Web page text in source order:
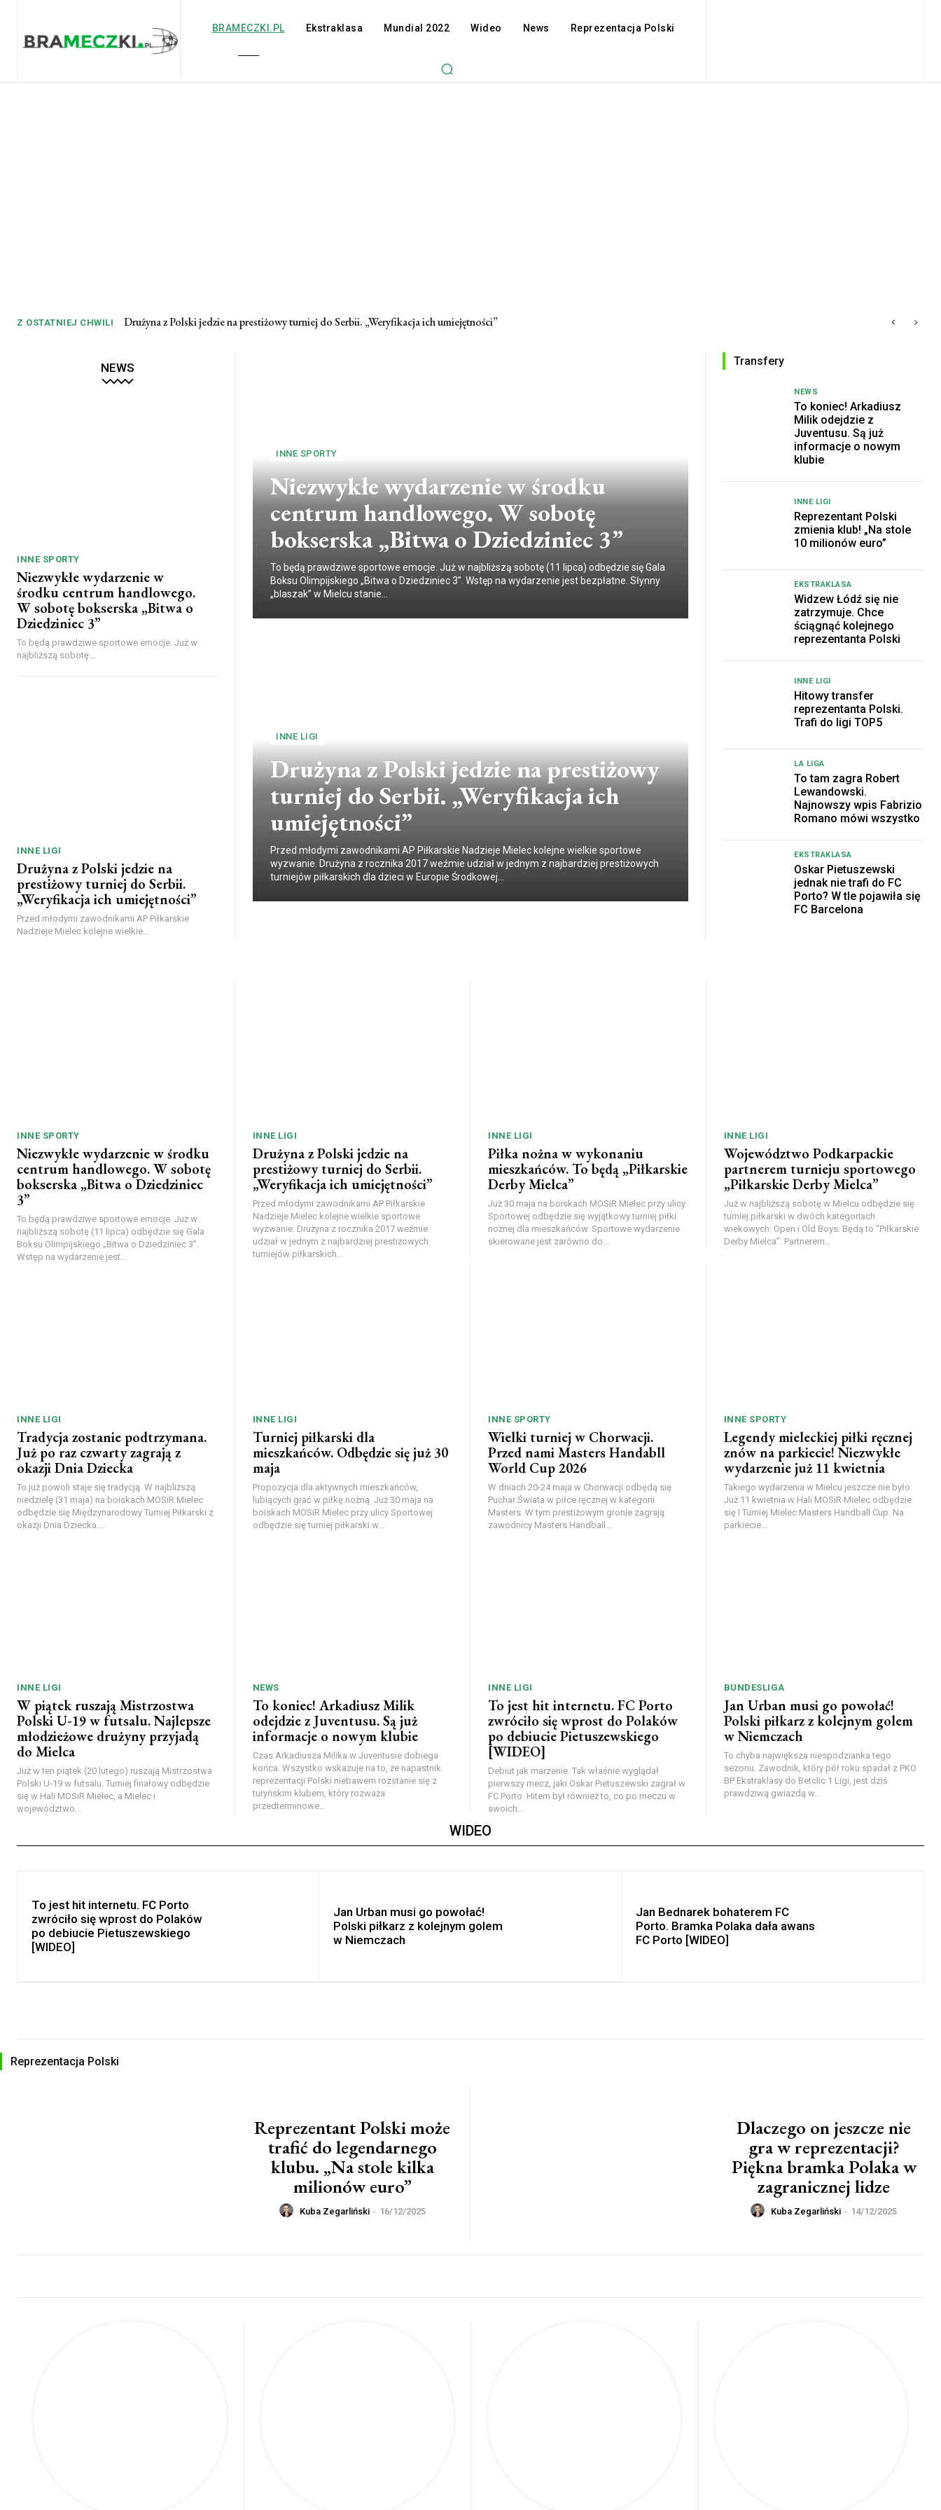
BRAMECZKI.PL Ekstraklasa Mundial 2022 Wideo News Reprezentacja Polski
Z OSTATNIEJ CHWILI Drużyna z Polski jedzie na prestiżowy turniej do Serbii. „Weryfikacja ich umiejętności”
NEWS
INNE SPORTY
Niezwykłe wydarzenie w
środku centrum handlowego.
W sobotę bokserska „Bitwa o
Dziedziniec 3”
To będą prawdziwe sportowe emocje. Już w
najbliższą sobotę...
INNE LIGI
Drużyna z Polski jedzie na
prestiżowy turniej do Serbii.
„Weryfikacja ich umiejętności”
Przed młodymi zawodnikami AP Piłkarskie
Nadzieje Mielec kolejne wielkie...
INNE SPORTY
Niezwykłe wydarzenie w środku
centrum handlowego. W sobotę
bokserska „Bitwa o Dziedziniec 3”
To będą prawdziwe sportowe emocje. Już w najbliższą sobotę (11 lipca) odbędzie się Gala
Boksu Olimpijskiego „Bitwa o Dziedziniec 3”. Wstęp na wydarzenie jest bezpłatne. Słynny
„blaszak” w Mielcu stanie...
INNE LIGI
Drużyna z Polski jedzie na prestiżowy
turniej do Serbii. „Weryfikacja ich
umiejętności”
Przed młodymi zawodnikami AP Piłkarskie Nadzieje Mielec kolejne wielkie sportowe
wyzwanie. Drużyna z rocznika 2017 weźmie udział w jednym z najbardziej prestiżowych
turniejów piłkarskich dla dzieci w Europie Środkowej...
Transfery
NEWS
To koniec! Arkadiusz
Milik odejdzie z
Juventusu. Są już
informacje o nowym
klubie
INNE LIGI
Reprezentant Polski
zmienia klub! „Na stole
10 milionów euro”
EKSTRAKLASA
Widzew Łódź się nie
zatrzymuje. Chce
ściągnąć kolejnego
reprezentanta Polski
INNE LIGI
Hitowy transfer
reprezentanta Polski.
Trafi do ligi TOP5
LA LIGA
To tam zagra Robert
Lewandowski.
Najnowszy wpis Fabrizio
Romano mówi wszystko
EKSTRAKLASA
Oskar Pietuszewski
jednak nie trafi do FC
Porto? W tle pojawiła się
FC Barcelona
INNE SPORTY
Niezwykłe wydarzenie w środku
centrum handlowego. W sobotę
bokserska „Bitwa o Dziedziniec
3”
To będą prawdziwe sportowe emocje. Już w
najbliższą sobotę (11 lipca) odbędzie się Gala
Boksu Olimpijskiego „Bitwa o Dziedziniec 3”.
Wstęp na wydarzenie jest...
INNE LIGI
Drużyna z Polski jedzie na
prestiżowy turniej do Serbii.
„Weryfikacja ich umiejętności”
Przed młodymi zawodnikami AP Piłkarskie
Nadzieje Mielec kolejne wielkie sportowe
wyzwanie. Drużyna z rocznika 2017 weźmie
udział w jednym z najbardziej prestiżowych
turniejów piłkarskich...
INNE LIGI
Piłka nożna w wykonaniu
mieszkańców. To będą „Piłkarskie
Derby Mielca”
Już 30 maja na boiskach MOSiR Mielec przy ulicy
Sportowej odbędzie się wyjątkowy turniej piłki
nożnej dla mieszkańców. Sportowe wydarzenie
skierowane jest zarówno do...
INNE LIGI
Województwo Podkarpackie
partnerem turnieju sportowego
„Piłkarskie Derby Mielca”
Już w najbliższą sobotę w Mielcu odbędzie się
turniej piłkarski w dwóch kategoriach
wiekowych: Open i Old Boys. Będą to "Piłkarskie
Derby Mielca". Partnerem...
INNE LIGI
Tradycja zostanie podtrzymana.
Już po raz czwarty zagrają z
okazji Dnia Dziecka
To już powoli staje się tradycją. W najbliższą
niedzielę (31 maja) na boiskach MOSiR Mielec
odbędzie się Międzynarodowy Turniej Piłkarski z
okazji Dnia Dziecka....
INNE LIGI
Turniej piłkarski dla
mieszkańców. Odbędzie się już 30
maja
Propozycja dla aktywnych mieszkańców,
lubiących grać w piłkę nożną. Już 30 maja na
boiskach MOSiR Mielec przy ulicy Sportowej
odbędzie się turniej piłkarski w...
INNE SPORTY
Wielki turniej w Chorwacji.
Przed nami Masters Handabll
World Cup 2026
W dniach 20-24 maja w Chorwacji odbędą się
Puchar Świata w piłce ręcznej w kategorii
Masters. W tym prestiżowym gronie zagrają
zawodnicy Masters Handball...
INNE SPORTY
Legendy mieleckiej piłki ręcznej
znów na parkiecie! Niezwykłe
wydarzenie już 11 kwietnia
Takiego wydarzenia w Mielcu jeszcze nie było.
Już 11 kwietnia w Hali MOSiR Mielec odbędzie
się I Turniej Mielec Masters Handball Cup. Na
parkiecie...
INNE LIGI
W piątek ruszają Mistrzostwa
Polski U-19 w futsalu. Najlepsze
młodzieżowe drużyny przyjadą
do Mielca
Już w ten piątek (20 lutego) ruszają Mistrzostwa
Polski U-19 w futsalu. Turniej finałowy odbędzie
się w Hali MOSiR Mielec, a Mielec i
województwo...
NEWS
To koniec! Arkadiusz Milik
odejdzie z Juventusu. Są już
informacje o nowym klubie
Czas Arkadiusza Milika w Juventusie dobiega
końca. Wszystko wskazuje na to, że napastnik
reprezentacji Polski niebawem rozstanie się z
turyńskim klubem, który rozważa
przedterminowe...
INNE LIGI
To jest hit internetu. FC Porto
zwróciło się wprost do Polaków
po debiucie Pietuszewskiego
[WIDEO]
Debiut jak marzenie. Tak właśnie wyglądał
pierwszy mecz, jaki Oskar Pietuszewski zagrał w
FC Porto. Hitem był również to, co po meczu w
swoich...
BUNDESLIGA
Jan Urban musi go powołać!
Polski piłkarz z kolejnym golem
w Niemczach
To chyba największa niespodzianka tego
sezonu. Zawodnik, który pół roku spadał z PKO
BP Ekstraklasy do Betclic 1 Ligi, jest dziś
prawdziwą gwiazdą w...
WIDEO
To jest hit internetu. FC Porto
zwróciło się wprost do Polaków
po debiucie Pietuszewskiego
[WIDEO]
Jan Urban musi go powołać!
Polski piłkarz z kolejnym golem
w Niemczach
Jan Bednarek bohaterem FC
Porto. Bramka Polaka dała awans
FC Porto [WIDEO]
Reprezentacja Polski
Reprezentant Polski może
trafić do legendarnego
klubu. „Na stole kilka
milionów euro”
Kuba Zegarliński - 16/12/2025
Dlaczego on jeszcze nie
gra w reprezentacji?
Piękna bramka Polaka w
zagranicznej lidze
Kuba Zegarliński - 14/12/2025